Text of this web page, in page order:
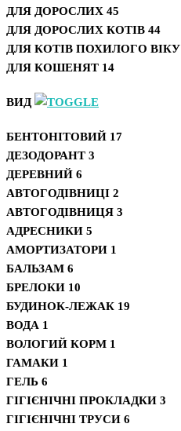
ДЛЯ ДОРОСЛИХ 45
ДЛЯ ДОРОСЛИХ КОТІВ 44
ДЛЯ КОТІВ ПОХИЛОГО ВІКУ
ДЛЯ КОШЕНЯТ 14
ВИД
БЕНТОНІТОВИЙ 17
ДЕЗОДОРАНТ 3
ДЕРЕВНИЙ 6
АВТОГОДІВНИЦІ 2
АВТОГОДІВНИЦЯ 3
АДРЕСНИКИ 5
АМОРТИЗАТОРИ 1
БАЛЬЗАМ 6
БРЕЛОКИ 10
БУДИНОК-ЛЕЖАК 19
ВОДА 1
ВОЛОГИЙ КОРМ 1
ГАМАКИ 1
ГЕЛЬ 6
ГІГІЄНІЧНІ ПРОКЛАДКИ 3
ГІГІЄНІЧНІ ТРУСИ 6